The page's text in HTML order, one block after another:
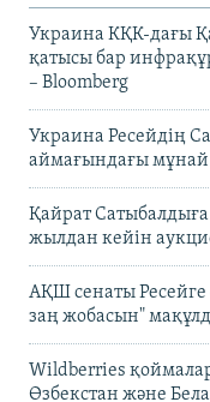
Украина КҚК-дағы
қатысы бар
– Bloomberg
Украина Ресейдің
аймағындағы
Қайрат Сатыбалдыға
жылдан кейін
АҚШ сенаты
заң жобасын"
Wildberries
Өзбекстан және